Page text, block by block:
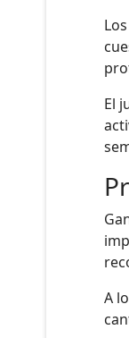
El
A